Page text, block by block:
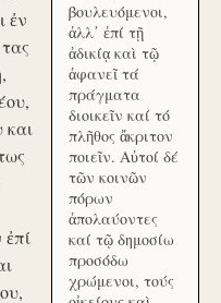
ἐν
και
βουλευόμενοι,
ἀλλ᾽ ἐπί τῇ
ἀδικίᾳ καὶ τῷ
ἀφανεῖ τά
πράγματα
διοικεῖν καί τό
πλῆθος ἄκριτον
ποιεῖν. Αὐτοί δέ
τῶν κοινῶν
πόρων
ἀπολαύοντες
καί τῷ δημοσίω
προσόδω
χρώμενοι, τούς